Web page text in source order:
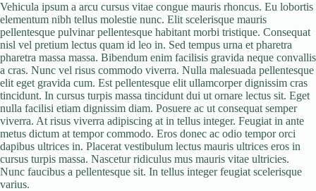
Vehicula ipsum a arcu cursus vitae congue mauris rhoncus. Eu lobortis
elementum nibh tellus molestie nunc. Elit scelerisque mauris
pellentesque pulvinar pellentesque habitant morbi tristique. Consequat
nisl vel pretium lectus quam id leo in. Sed tempus urna et pharetra
pharetra massa massa. Bibendum enim facilisis gravida neque convallis
a cras. Nunc vel risus commodo viverra. Nulla malesuada pellentesque
elit eget gravida cum. Est pellentesque elit ullamcorper dignissim cras
tincidunt. In cursus turpis massa tincidunt dui ut ornare lectus sit. Eget
nulla facilisi etiam dignissim diam. Posuere ac ut consequat semper
viverra. At risus viverra adipiscing at in tellus integer. Feugiat in ante
metus dictum at tempor commodo. Eros donec ac odio tempor orci
dapibus ultrices in. Placerat vestibulum lectus mauris ultrices eros in
cursus turpis massa. Nascetur ridiculus mus mauris vitae ultricies.
Nunc faucibus a pellentesque sit. In tellus integer feugiat scelerisque
varius.